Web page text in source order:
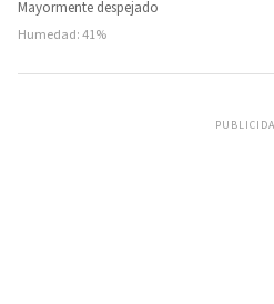
Mayormente despejado
Humedad: 41%